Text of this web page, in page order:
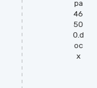
ра
46
50
0.d
oc
x